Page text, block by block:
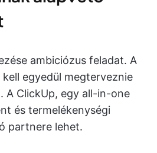
ambiciózus feladat. A
egyedül megterveznie
A ClickUp, egy all-in-one
és termelékenységi
partnere lehet.